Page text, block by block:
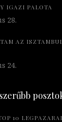
IGAZI PALOTA
28.
AZ
24.
10